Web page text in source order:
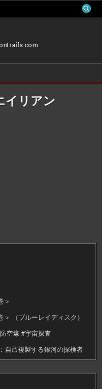
イリアン
＞
（ブルーレイディスク）
空壕 #宇宙探査
自己複製する銀河の探検者